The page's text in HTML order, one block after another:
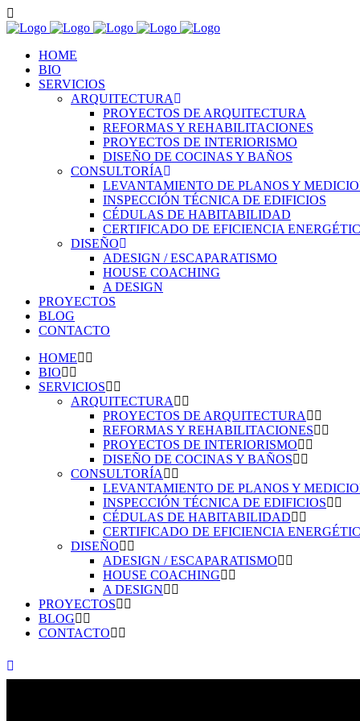
HOME
BIO
SERVICIOS
ARQUITECTURA
PROYECTOS DE ARQUITECTURA
REFORMAS Y REHABILITACIONES
PROYECTOS DE INTERIORISMO
DISEÑO DE COCINAS Y BAÑOS
CONSULTORÍA
LEVANTAMIENTO DE PLANOS Y
INSPECCIÓN TÉCNICA DE EDIFICIOS
CÉDULAS DE HABITABILIDAD
CERTIFICADO DE EFICIENCIA
DISEÑO
ADESIGN / ESCAPARATISMO
HOUSE COACHING
A DESIGN
PROYECTOS
BLOG
CONTACTO
HOME
BIO
SERVICIOS
ARQUITECTURA
PROYECTOS DE ARQUITECTURA
REFORMAS Y REHABILITACIONES
PROYECTOS DE INTERIORISMO
DISEÑO DE COCINAS Y BAÑOS
CONSULTORÍA
LEVANTAMIENTO DE PLANOS Y
INSPECCIÓN TÉCNICA DE EDIFICIOS
CÉDULAS DE HABITABILIDAD
CERTIFICADO DE EFICIENCIA
DISEÑO
ADESIGN / ESCAPARATISMO
HOUSE COACHING
A DESIGN
PROYECTOS
BLOG
CONTACTO